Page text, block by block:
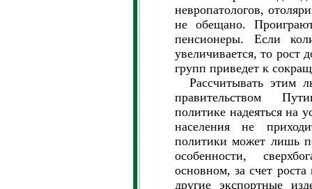
невропатологов,
не обещано.
пенсионеры. Если
увеличивается, то рост
групп приведет к
Рассчитывать этим
правительством
политике надеяться на
населения не
политики может лишь
особенности,
основном, за счет
другие экспортные